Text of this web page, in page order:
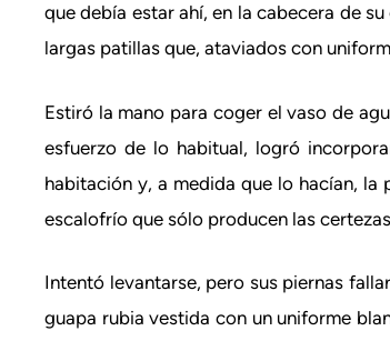
que debía estar ahí, en la cabecera de
largas patillas que, ataviados con
Estiró la mano para coger el vaso de
esfuerzo de lo habitual, logró
habitación y, a medida que lo hacían, la
escalofrío que sólo producen las
Intentó levantarse, pero sus piernas
guapa rubia vestida con un uniforme